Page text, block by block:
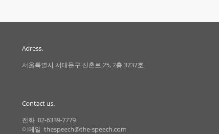
Adress.
서울특별시 서대문구 신촌로 25, 2층 3737호
Contact us.
전화 02-6339-7779
이메일 thespeech@the-speech.com